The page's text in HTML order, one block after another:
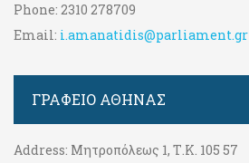
Phone: 2310 278709
Email: i.amanatidis@parliament.gr
ΓΡΑΦΕΊΟ ΑΘΉΝΑΣ
Address: Μητροπόλεως 1, Τ.Κ. 105 57